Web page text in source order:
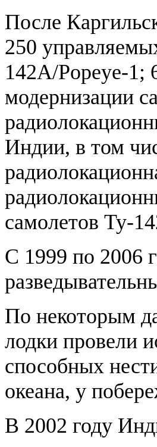
После
250
142A/Popeye-1;
модернизации
Индии, в том
самолетов Ту-
С 1999 по 2006
По некоторым
лодки провели
способных
океана, у
В 2002 году